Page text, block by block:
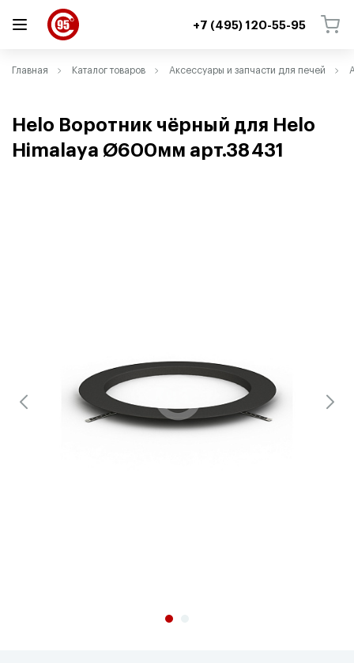
+7 (495) 120-55-95
Главная Каталог товаров Аксессуары и запчасти для печей
Helo Воротник чёрный для Helo
Himalaya Ø600мм арт.38 431
ВЕРНУТЬСЯ
ВЕРНУТЬСЯ